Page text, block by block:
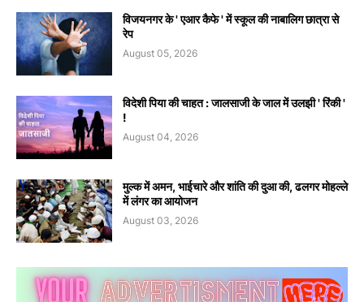
विजयनगर के ' एआर कैफे ' में स्कूल की नाबालिग छात्रा से
रेप
August 05, 2026
विदेशी पिया की चाहत : जालसाजी के जाल में उलझी ' रिंकी '
!
August 04, 2026
मुल्क में अमन, भाईचारे और शांति की दुआ की, ढलगर मोहल्ले
में लंगर का आयोजन
August 03, 2026